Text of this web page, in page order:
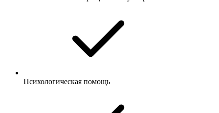
Психологическая помощь